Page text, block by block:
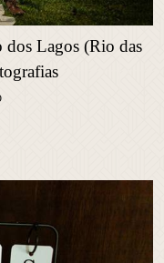
dos Lagos (Rio das